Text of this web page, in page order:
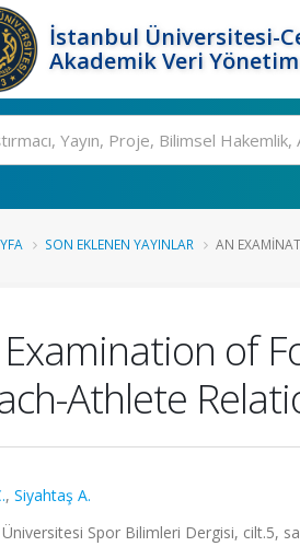
İstanbul Üniversitesi-
Akademik Veri
SON EKLENEN YAYINLAR AN
of
Athlete
, Siyahtaş A.
Spor Bilimleri Dergisi, cilt.5,